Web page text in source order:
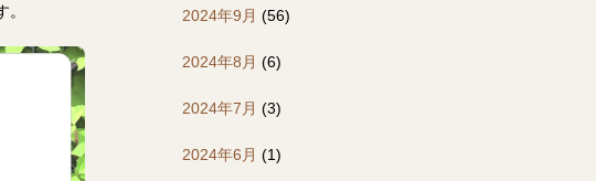
2024年9月 (56)
2024年8月 (6)
2024年7月 (3)
2024年6月 (1)